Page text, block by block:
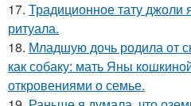
17. Традиционное тату джоли
ритуала.
18. Младшую дочь родила от
как собаку: мать Яны
откровениями о семье.